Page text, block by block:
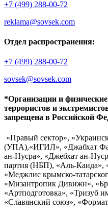
+7 (499) 288-00-72
reklama@sovsek.com
Отдел распространения:
+7 (499) 288-00-72
sovsek@sovsek.com
*Организации и
террористов и
запрещена в Российской
«Правый сектор»,
(УПА),«ИГИЛ», «Джабхат
ан-Нусра», «Джебхат ан-
партия (НБП), «Аль-
«Меджлис крымско-
«Мизантропик Дивижн»,
«Артподготовка», «Тризуб
«Славянский союз»,